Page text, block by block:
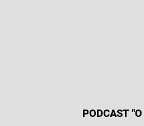
PODCAST